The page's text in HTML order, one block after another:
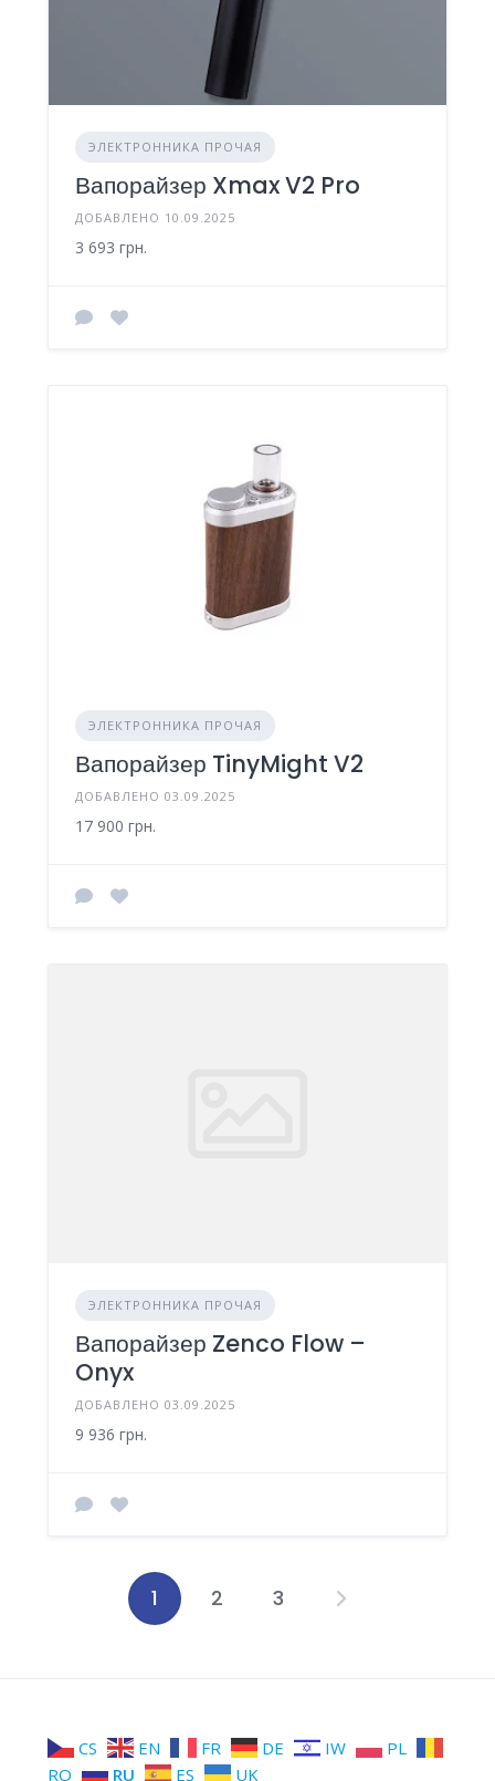
ЭЛЕКТРОННИКА ПРОЧАЯ
Вапорайзер Xmax V2 Pro
ДОБАВЛЕНО 10.09.2025
3 693 грн.
ЭЛЕКТРОННИКА ПРОЧАЯ
Вапорайзер TinyMight V2
ДОБАВЛЕНО 03.09.2025
17 900 грн.
ЭЛЕКТРОННИКА ПРОЧАЯ
Вапорайзер Zenco Flow –
Onyx
ДОБАВЛЕНО 03.09.2025
9 936 грн.
Пагинация
1 2 3
CS EN FR DE IW
PL
RO
RU ES UK